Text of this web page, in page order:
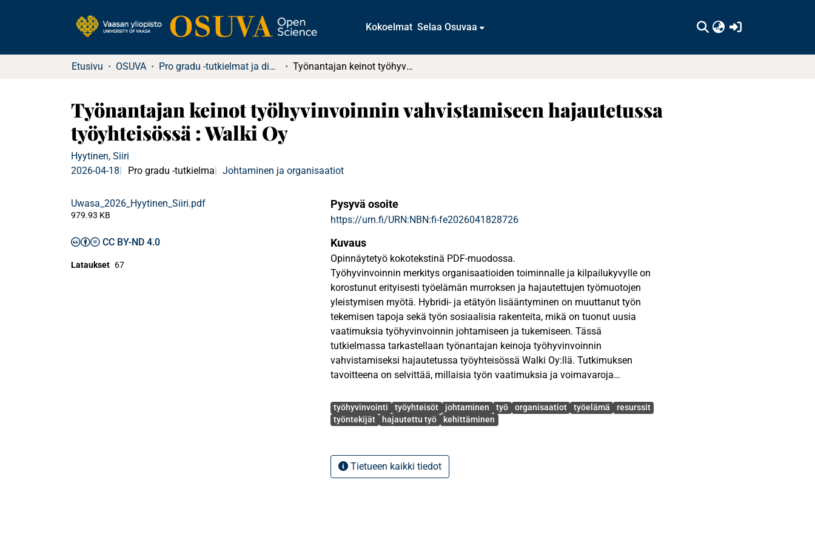
Kokoelmat Selaa Osuvaa
Etusivu OSUVA Pro gradu -tutkielmat ja diplomityöt ​​Työnantajan keinot työhyvinvoinnin vahvistamiseen hajautetussa työyhteisössä​ : Walki Oy
​​Työnantajan keinot työhyvinvoinnin vahvistamiseen hajautetussa
työyhteisössä​ : Walki Oy
Hyytinen, Siiri
2026-04-18
Pro gradu -tutkielma Johtaminen ja organisaatiot
Uwasa_2026_Hyytinen_Siiri.pdf
979.93 KB
CC BY-ND 4.0
Lataukset 67
Pysyvä osoite
https://urn.fi/URN:NBN:fi-fe2026041828726
Kuvaus
Opinnäytetyö kokotekstinä PDF-muodossa.
​​​​​Työhyvinvoinnin merkitys organisaatioiden toiminnalle ja kilpailukyvylle on
korostunut erityisesti työelämän murroksen ja hajautettujen työmuotojen
yleistymisen myötä. Hybridi- ja etätyön lisääntyminen on muuttanut työn
tekemisen tapoja sekä työn sosiaalisia rakenteita, mikä on tuonut uusia
vaatimuksia työhyvinvoinnin johtamiseen ja tukemiseen. Tässä
tutkielmassa tarkastellaan työnantajan keinoja työhyvinvoinnin
vahvistamiseksi hajautetussa työyhteisössä Walki Oy:llä. Tutkimuksen
tavoitteena on selvittää, millaisia työn vaatimuksia ja voimavaroja
esittävät työhyvinvoinnin tukemiseksi.
käsitteinä tarkastellaan työn vaatimuksia, työn voimavaroja, työhyvinvointia,
yhteenkuuluvuutta ja työyksinäisyyttä. Tutkimus on toteutettu laadullisena
Avainsanat
työhyvinvointi työyhteisöt johtaminen työ organisaatiot työelämä
resurssit
työntekijät
hajautettu työ kehittäminen
Tietueen kaikki tiedot